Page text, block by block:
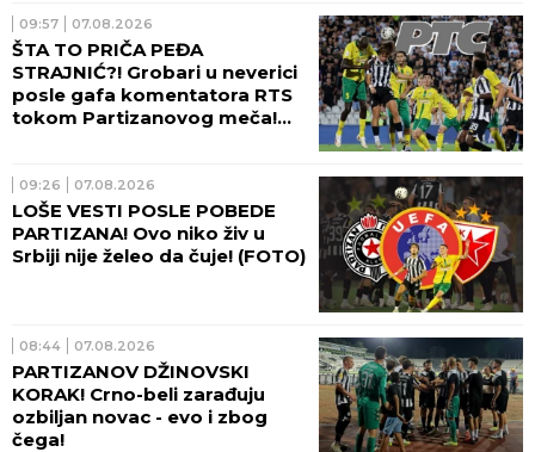
09:57 07.08.2026
ŠTA TO PRIČA PEĐA
STRAJNIĆ?! Grobari u neverici
posle gafa komentatora RTS
tokom Partizanovog meča!
09:26 07.08.2026
LOŠE VESTI POSLE POBEDE
PARTIZANA! Ovo niko živ u
Srbiji nije želeo da čuje! (FOTO)
08:44 07.08.2026
PARTIZANOV DŽINOVSKI
KORAK! Crno-beli zarađuju
ozbiljan novac - evo i zbog
čega!